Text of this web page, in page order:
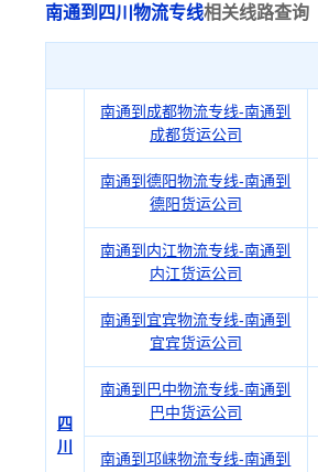
南通到四川物流专线相关线路查询
四
川
南通到成都物流专线-南通到
成都货运公司
南通到德阳物流专线-南通到
德阳货运公司
南通到内江物流专线-南通到
内江货运公司
南通到宜宾物流专线-南通到
宜宾货运公司
南通到巴中物流专线-南通到
巴中货运公司
南通到邛崃物流专线-南通到